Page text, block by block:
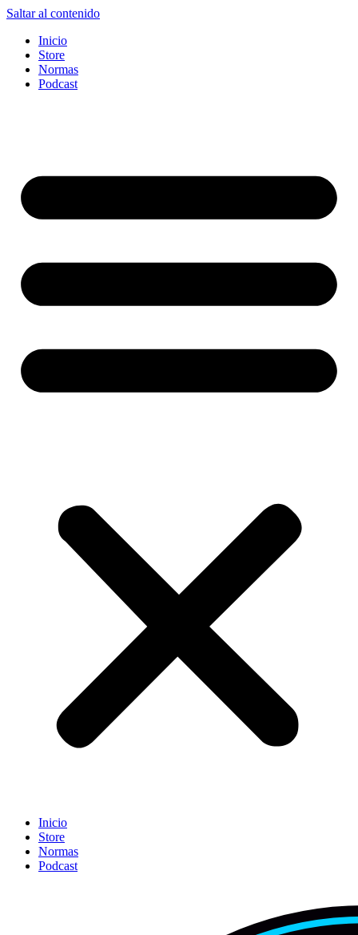
Saltar al contenido
Inicio
Store
Normas
Podcast
Inicio
Store
Normas
Podcast